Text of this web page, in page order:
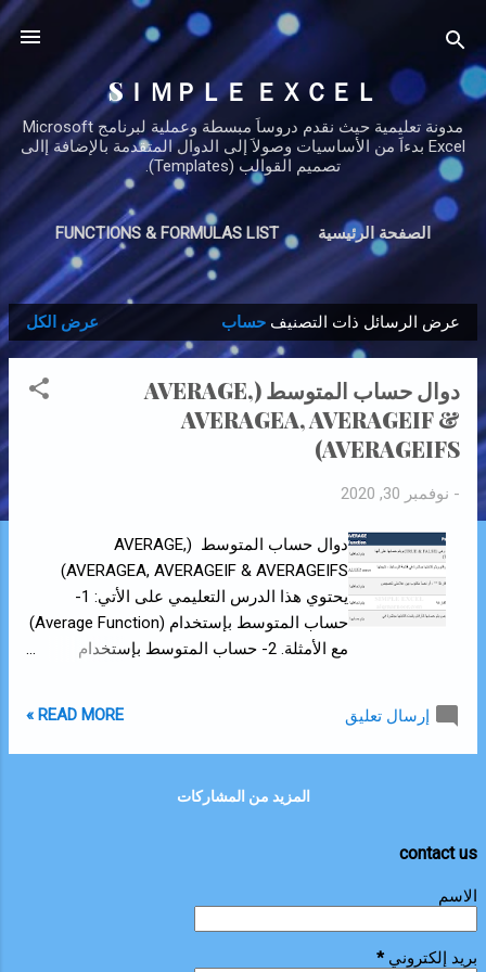
التخطي إلى المحتوى الرئيسي
SＩＭＰＬＥ ＥＸＣＥＬ
مدونة تعليمية حيث نقدم دروساَ مبسطة وعملية لبرنامج Microsoft
Excel بدءاَ من الأساسيات وصولاَ إلى الدوال المتقدمة بالإضافة إالى
تصميم القوالب (Templates).
الصفحة الرئيسية FUNCTIONS & FORMULAS LIST
INVOICE TEMPLATE ‏المزيد… PRIVACY POLICY
ا
ل
ش
عرض الرسائل ذات التصنيف حساب عرض الكل
دوال حساب المتوسط (AVERAGE,
AVERAGEA, AVERAGEIF &
AVERAGEIFS)
- نوفمبر 30, 2020
دوال حساب المتوسط (AVERAGE,
AVERAGEA, AVERAGEIF & AVERAGEIFS)
يحتوي هذا الدرس التعليمي على الأتي: 1-
حساب المتوسط بإستخدام (Average Function)
مع الأمثلة. 2- حساب المتوسط بإستخدام
الأمثلة. 4- حساب المتوسط بإستخدام
(Averageifs Function ) مع الأمثلة.
إرسال تعليق READ MORE »
المزيد من المشاركات
contact us
الاسم
بريد إلكتروني*